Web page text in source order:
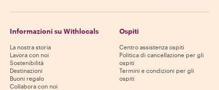
Informazioni su Withlocals
La nostra storia
Lavora con noi
Sostenibilità
Destinazioni
Buoni regalo
Collabora con noi
Ospiti
Centro assistenza ospiti
Politica di cancellazione per gli
ospiti
Termini e condizioni per gli
ospiti